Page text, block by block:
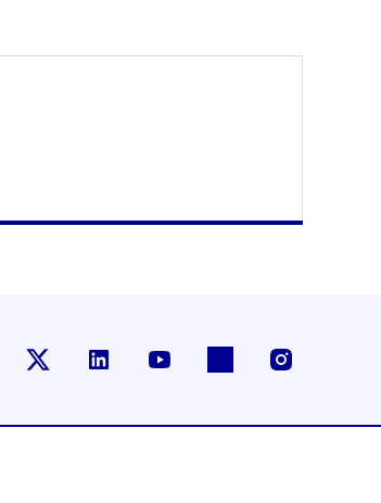
FacebookX (anciennement Twitter)
LinkedIn Flickr